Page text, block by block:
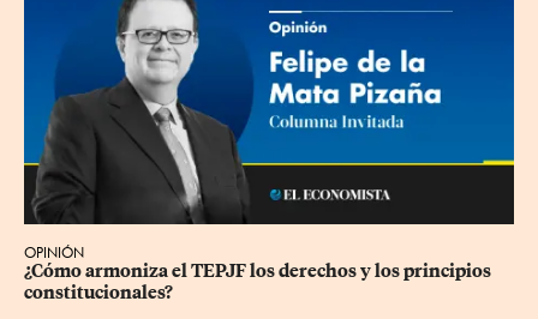
OPINIÓN
¿Cómo armoniza el TEPJF los derechos y los principios
constitucionales?